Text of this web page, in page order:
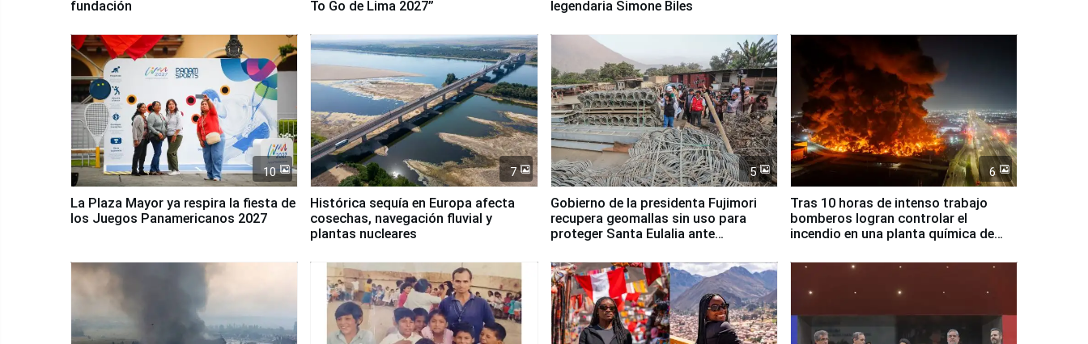
fundación
To Go de Lima 2027”
legendaria Simone Biles
10
La Plaza Mayor ya respira la fiesta de
los Juegos Panamericanos 2027
7
Histórica sequía en Europa afecta
cosechas, navegación fluvial y
plantas nucleares
5
Gobierno de la presidenta Fujimori
recupera geomallas sin uso para
proteger Santa Eulalia ante
6
Tras 10 horas de intenso trabajo
bomberos logran controlar el
incendio en una planta química de